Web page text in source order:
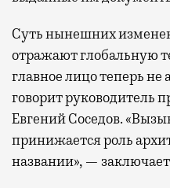
Суть нынешних
отражают глобальную
главное лицо теперь не
говорит руководитель
Евгений Соседов.
принижается роль
названии», —